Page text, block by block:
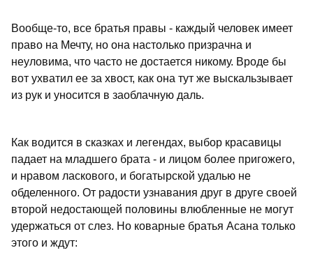
Вообще-то, все братья правы - каждый человек имеет
право на Мечту, но она настолько призрачна и
неуловима, что часто не достается никому. Вроде бы
вот ухватил ее за хвост, как она тут же выскальзывает
из рук и уносится в заоблачную даль.
Как водится в сказках и легендах, выбор красавицы
падает на младшего брата - и лицом более пригожего,
и нравом ласкового, и богатырской удалью не
обделенного. От радости узнавания друг в друге своей
второй недостающей половины влюбленные не могут
удержаться от слез. Но коварные братья Асана только
этого и ждут: